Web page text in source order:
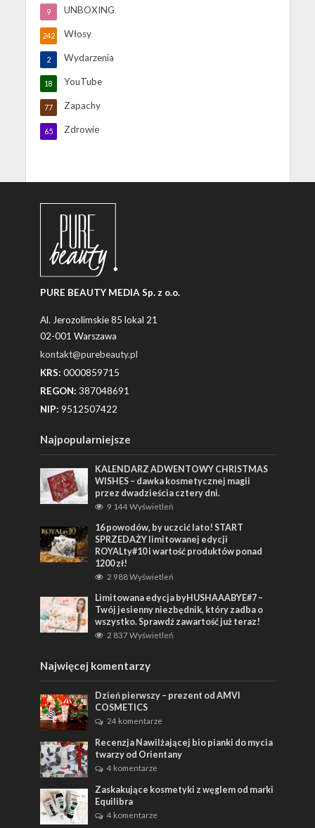
UNBOXING
9
Włosy
242
Wydarzenia
2
YouTube
18
Zapachy
77
Zdrowie
65
PURE BEAUTY MEDIA Sp. z o.o.
Al. Jerozolimskie 85 lokal 21
02-001 Warszawa
kontakt@purebeauty.pl
KRS: 0000859715
REGON: 387048691
NIP: 9512507422
Najpopularniejsze
KALENDARZ ADWENTOWY CHRISTMAS
WISHES – dawka kosmetycznej magii
przez dwadzieścia cztery dni.
9 144 Wyświetleń
16 powodów, by uczcić lato! START
SPRZEDAŻY limitowanej edycji
ROYALty#10 i wartość produktów ponad
1200 zł!
2 988 Wyświetleń
Limitowana edycja byHUSHAAABYE#7 –
Twój jesienny niezbędnik, który zadba o
wszystko. Sprawdź zawartość już teraz!
2 837 Wyświetleń
Najwięcej komentarzy
Dzień pierwszy – prezent od AMVI
COSMETICS
24 komentarze
Recenzja Nawilżającej bio pianki do mycia
twarzy od Orientany
4 komentarze
Zaskakujące kosmetyki z węglem od marki
Equilibra
4 komentarze